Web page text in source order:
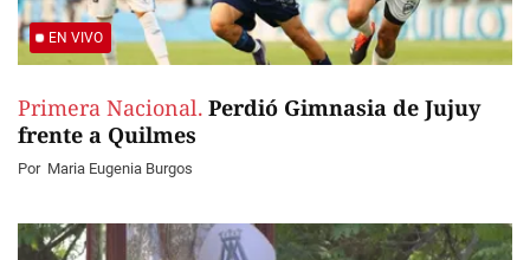
EN VIVO
Primera Nacional. Perdió Gimnasia de Jujuy
frente a Quilmes
Por Maria Eugenia Burgos